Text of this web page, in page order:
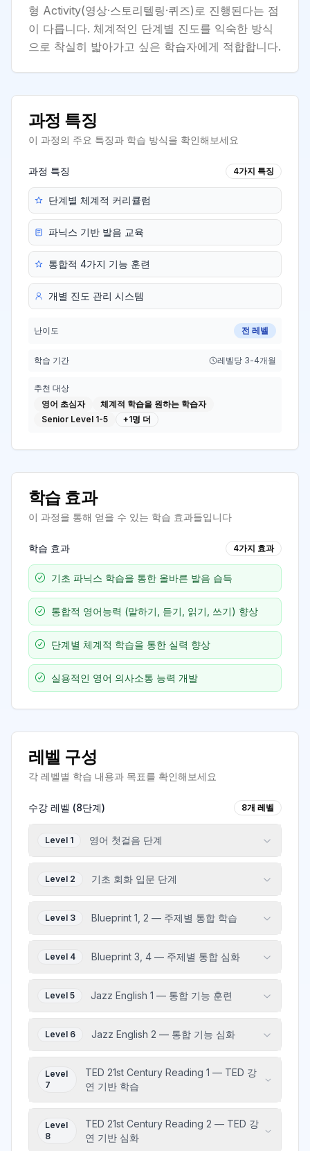
형 Activity(영상·스토리텔링·퀴즈)로 진행된다는 점
이 다릅니다. 체계적인 단계별 진도를 익숙한 방식
으로 착실히 밟아가고 싶은 학습자에게 적합합니다.
과정 특징
이 과정의 주요 특징과 학습 방식을 확인해보세요
과정 특징 4가지 특징
단계별 체계적 커리큘럼
파닉스 기반 발음 교육
통합적 4가지 기능 훈련
개별 진도 관리 시스템
난이도 전 레벨
학습 기간 레벨당 3-4개월
추천 대상
영어 초심자
체계적 학습을 원하는 학습자
Senior Level 1-5
+1명 더
학습 효과
이 과정을 통해 얻을 수 있는 학습 효과들입니다
학습 효과 4가지 효과
기초 파닉스 학습을 통한 올바른 발음 습득
통합적 영어능력 (말하기, 듣기, 읽기, 쓰기) 향상
단계별 체계적 학습을 통한 실력 향상
실용적인 영어 의사소통 능력 개발
레벨 구성
각 레벨별 학습 내용과 목표를 확인해보세요
수강 레벨 (8단계) 8개 레벨
Level 1 영어 첫걸음 단계
Level 2 기초 회화 입문 단계
Level 3 Blueprint 1, 2 — 주제별 통합 학습
Level 4 Blueprint 3, 4 — 주제별 통합 심화
Level 5 Jazz English 1 — 통합 기능 훈련
Level 6 Jazz English 2 — 통합 기능 심화
Level
7
TED 21st Century Reading 1 — TED 강
연 기반 학습
Level
8
TED 21st Century Reading 2 — TED 강
연 기반 심화